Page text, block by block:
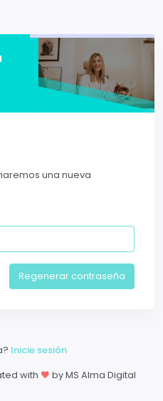
una nueva
Inicie sesión
with by MS Alma Digital